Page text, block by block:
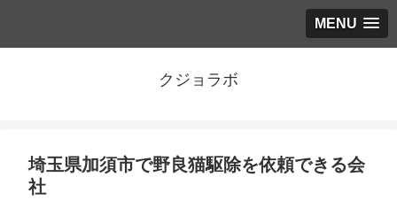
MENU
クジョラボ
埼玉県加須市で野良猫駆除を依頼できる会
社